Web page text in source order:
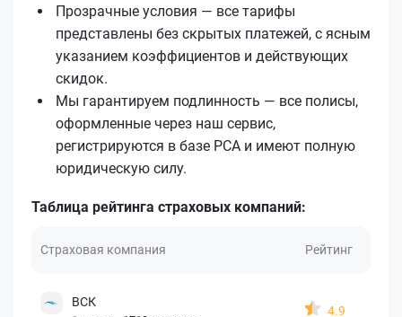
Прозрачные условия — все тарифы
представлены без скрытых платежей, с ясным
указанием коэффициентов и действующих
скидок.
Мы гарантируем подлинность — все полисы,
оформленные через наш сервис,
регистрируются в базе РСА и имеют полную
юридическую силу.
Таблица рейтинга страховых компаний:
Страховая компания Рейтинг
ВСК
4.9